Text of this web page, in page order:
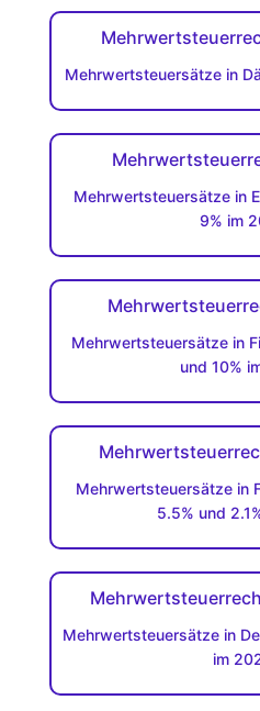
Mehrwertsteuersätze in
Mehrwertsteuersätze in
9% im
Mehrwertsteuersätze in
und 10%
Mehrwertsteuersätze in
5.5% und
Mehrwertsteuersätze in
im